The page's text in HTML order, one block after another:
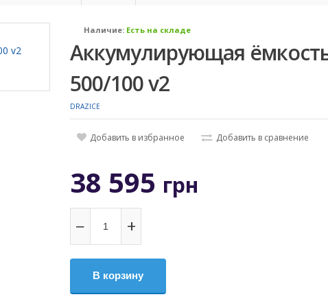
Наличие: Есть на складе
Аккумулирующая
500/100 v2
DRAZICE
Добавить в избранное Добавить в сравнение
38 595 грн
− +
В корзину